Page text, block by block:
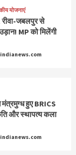
योजनाएं
रीवा-जबलपुर से
MP को मिलेंगी
हुए BRICS
और स्थापत्य कला